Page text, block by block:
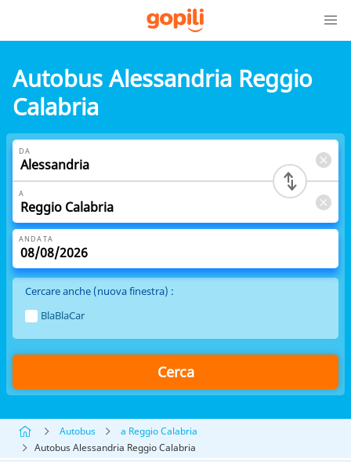
Autobus Alessandria Reggio
Calabria
DA
A
ANDATA
Cercare anche (nuova finestra) :
BlaBlaCar
Cerca
Autobus
a Reggio Calabria
Autobus Alessandria Reggio Calabria